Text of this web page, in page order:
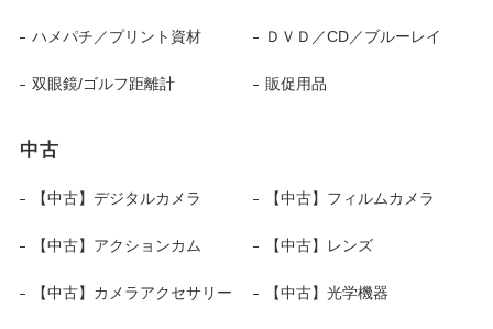
ハメパチ／プリント資材 ＤＶＤ／CD／ブルーレイ
双眼鏡/ゴルフ距離計 販促用品
中古
【中古】デジタルカメラ 【中古】フィルムカメラ
【中古】アクションカム 【中古】レンズ
【中古】カメラアクセサリー 【中古】光学機器